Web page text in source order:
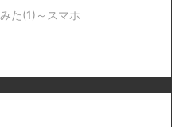
た(1)～スマホ